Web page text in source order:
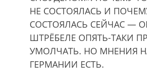
НЕ СОСТОЯЛАСЬ И
СОСТОЯЛАСЬ СЕЙЧАС —
ШТРЁБЕЛЕ ОПЯТЬ-ТАКИ
УМОЛЧАТЬ. НО МНЕНИЯ
ГЕРМАНИИ ЕСТЬ.